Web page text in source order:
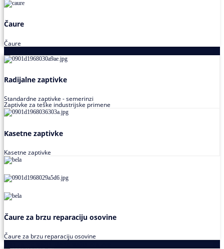
Čaure
Čaure
Radijalne zaptivke
Standardne zaptivke - semerinzi
Zaptivke za teške industrijske primene
Kasetne zaptivke
Kasetne zaptivke
Čaure za brzu reparaciju osovine
Čaure za brzu reparaciju osovine